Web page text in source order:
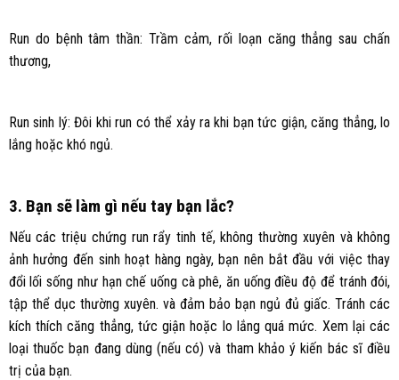
Run do bệnh tâm thần: Trầm cảm, rối loạn căng thẳng sau chấn
thương,
Run sinh lý: Đôi khi run có thể xảy ra khi bạn tức giận, căng thẳng, lo
lắng hoặc khó ngủ.
3. Bạn sẽ làm gì nếu tay bạn lắc?
Nếu các triệu chứng run rẩy tinh tế, không thường xuyên và không
ảnh hưởng đến sinh hoạt hàng ngày, bạn nên bắt đầu với việc thay
đổi lối sống như hạn chế uống cà phê, ăn uống điều độ để tránh đói,
tập thể dục thường xuyên. và đảm bảo bạn ngủ đủ giấc. Tránh các
kích thích căng thẳng, tức giận hoặc lo lắng quá mức. Xem lại các
loại thuốc bạn đang dùng (nếu có) và tham khảo ý kiến bác sĩ điều
trị của bạn.